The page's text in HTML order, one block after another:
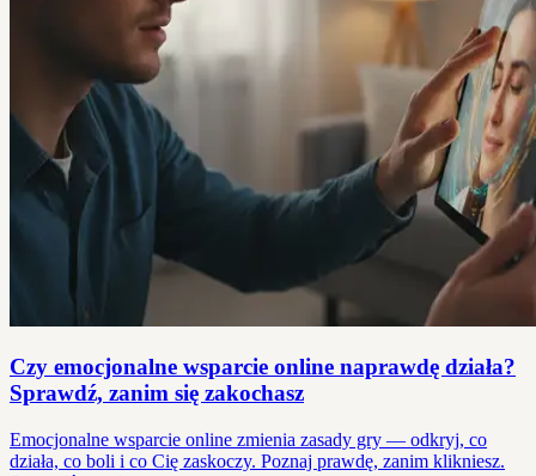
Czy emocjonalne wsparcie online naprawdę działa?
Sprawdź, zanim się zakochasz
Emocjonalne wsparcie online zmienia zasady gry — odkryj, co
działa, co boli i co Cię zaskoczy. Poznaj prawdę, zanim klikniesz.